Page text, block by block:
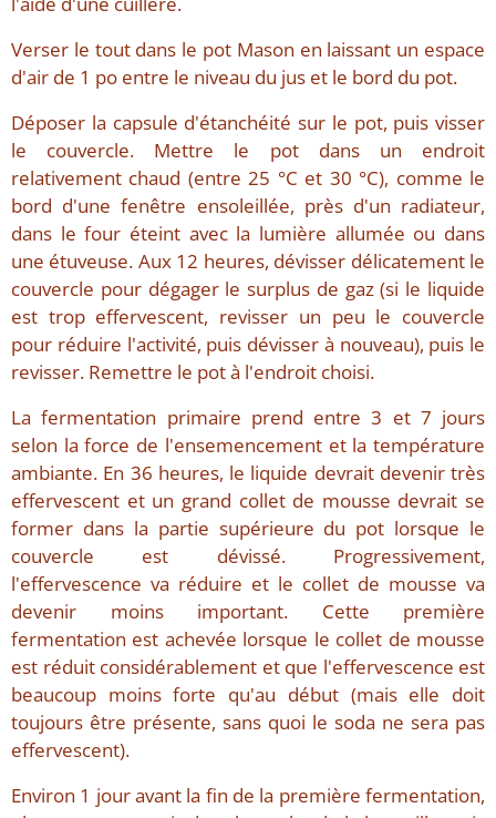
Verser le tout dans le pot Mason en laissant un espace
d'air de 1 po entre le niveau du jus et le bord du pot.
Déposer la capsule d'étanchéité sur le pot, puis visser
le couvercle. Mettre le pot dans un endroit
relativement chaud (entre 25 °C et 30 °C), comme le
bord d'une fenêtre ensoleillée, près d'un radiateur,
dans le four éteint avec la lumière allumée ou dans
une étuveuse. Aux 12 heures, dévisser délicatement le
couvercle pour dégager le surplus de gaz (si le liquide
est trop effervescent, revisser un peu le couvercle
pour réduire l'activité, puis dévisser à nouveau), puis le
revisser. Remettre le pot à l'endroit choisi.
La fermentation primaire prend entre 3 et 7 jours
selon la force de l'ensemencement et la température
ambiante. En 36 heures, le liquide devrait devenir très
effervescent et un grand collet de mousse devrait se
former dans la partie supérieure du pot lorsque le
couvercle est dévissé. Progressivement,
l'effervescence va réduire et le collet de mousse va
devenir moins important. Cette première
fermentation est achevée lorsque le collet de mousse
est réduit considérablement et que l'effervescence est
beaucoup moins forte qu'au début (mais elle doit
toujours être présente, sans quoi le soda ne sera pas
effervescent).
Environ 1 jour avant la fin de la première fermentation,